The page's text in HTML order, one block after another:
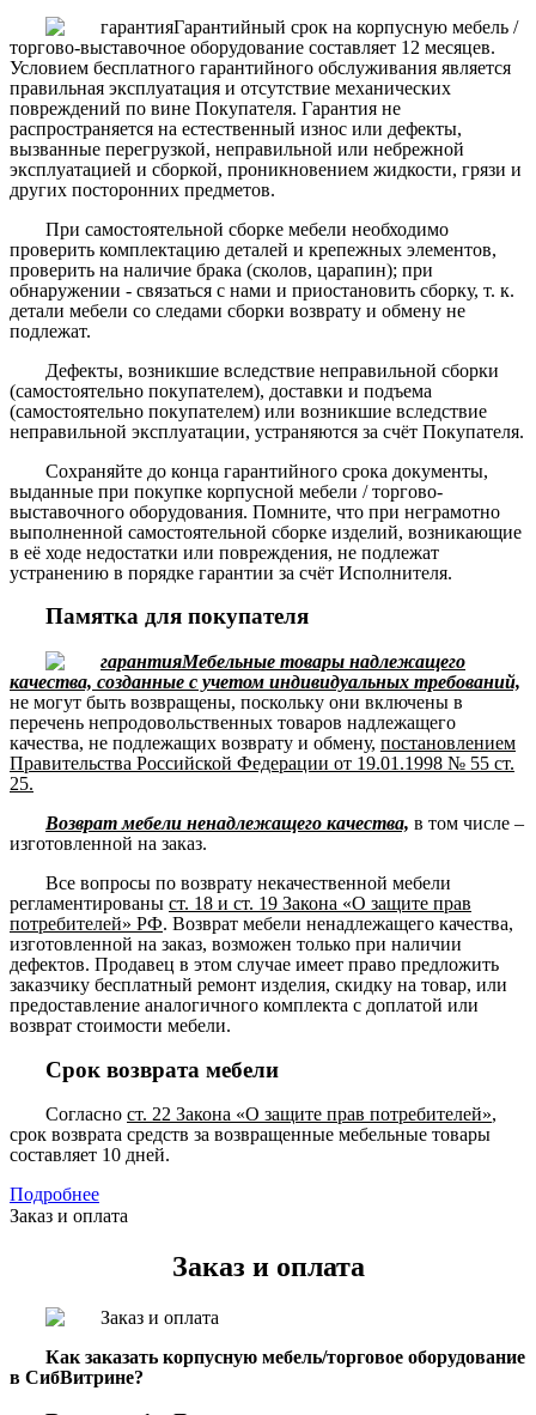
Гарантийный срок на корпусную мебель /
торгово-выставочное оборудование составляет 12 месяцев.
Условием бесплатного гарантийного обслуживания является
правильная эксплуатация и отсутствие механических
повреждений по вине Покупателя. Гарантия не
распространяется на естественный износ или дефекты,
вызванные перегрузкой, неправильной или небрежной
эксплуатацией и сборкой, проникновением жидкости, грязи и
других посторонних предметов.
При самостоятельной сборке мебели необходимо
проверить комплектацию деталей и крепежных элементов,
проверить на наличие брака (сколов, царапин); при
обнаружении - связаться с нами и приостановить сборку, т. к.
детали мебели со следами сборки возврату и обмену не
подлежат.
Дефекты, возникшие вследствие неправильной сборки
(самостоятельно покупателем), доставки и подъема
(самостоятельно покупателем) или возникшие вследствие
неправильной эксплуатации, устраняются за счёт Покупателя.
Сохраняйте до конца гарантийного срока документы,
выданные при покупке корпусной мебели / торгово-
выставочного оборудования. Помните, что при неграмотно
выполненной самостоятельной сборке изделий, возникающие
в её ходе недостатки или повреждения, не подлежат
устранению в порядке гарантии за счёт Исполнителя.
Памятка для покупателя
Мебельные товары надлежащего
качества, созданные с учетом индивидуальных требований,
не могут быть возвращены, поскольку они включены в
перечень непродовольственных товаров надлежащего
качества, не подлежащих возврату и обмену, постановлением
Правительства Российской Федерации от 19.01.1998 № 55 ст.
25.
Возврат мебели ненадлежащего качества, в том числе –
изготовленной на заказ.
Все вопросы по возврату некачественной мебели
регламентированы ст. 18 и ст. 19 Закона «О защите прав
потребителей» РФ. Возврат мебели ненадлежащего качества,
изготовленной на заказ, возможен только при наличии
дефектов. Продавец в этом случае имеет право предложить
заказчику бесплатный ремонт изделия, скидку на товар, или
предоставление аналогичного комплекта с доплатой или
возврат стоимости мебели.
Срок возврата мебели
Согласно ст. 22 Закона «О защите прав потребителей»,
срок возврата средств за возвращенные мебельные товары
составляет 10 дней.
Подробнее
Заказ и оплата
Заказ и оплата
Как заказать корпусную мебель/торговое оборудование
в СибВитрине?